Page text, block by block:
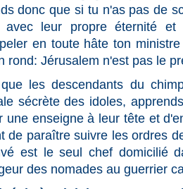
donc que si tu n'as pas de
avec leur propre éternité
en toute hâte ton
rond: Jérusalem n'est pas le
les descendants du
sécrète des idoles,
une enseigne à leur tête et
de paraître suivre les ordres
est le seul chef domicilié
des nomades au guerrier